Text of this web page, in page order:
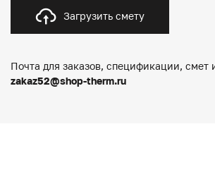
Загрузить смету
Почта для заказов, спецификации, смет
zakaz52@shop-therm.ru